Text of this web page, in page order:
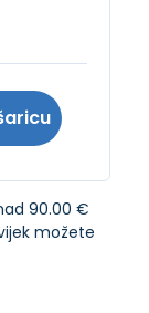
90.00 €
možete